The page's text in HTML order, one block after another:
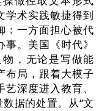
学术实践敏捷得到
：一方面担心被代
。美国《时代》
，无论是写做能
布局，跟着大模子
深度进入教育、
据的处置。从“文